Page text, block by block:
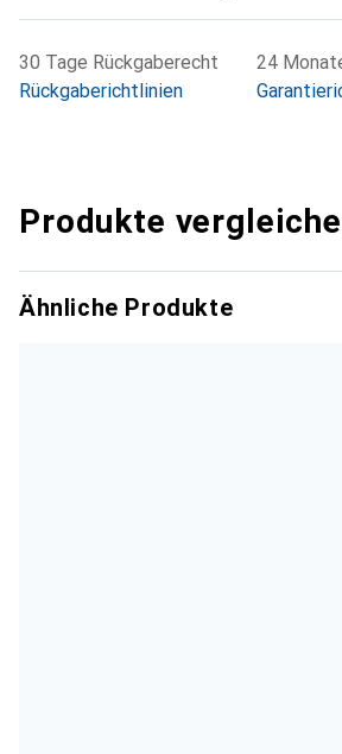
30 Tage Rückgaberecht
Rückgaberichtlinien
24
Produkte
Ähnliche Produkte